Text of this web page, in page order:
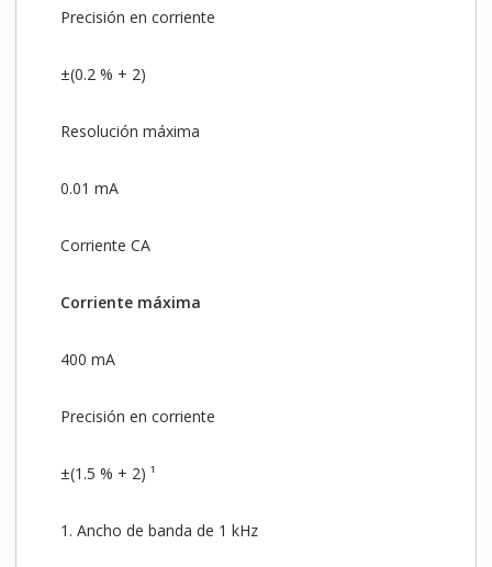
Precisión en corriente
±(0.2 % + 2)
Resolución máxima
0.01 mA
Corriente CA
Corriente máxima
400 mA
Precisión en corriente
±(1.5 % + 2) ¹
1. Ancho de banda de 1 kHz